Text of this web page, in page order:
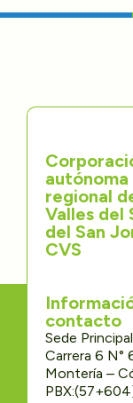
Transparencia
Participa
Trámites y
Contáctenos
autónoma
regional
Valles del
del San
CVS
contacto
Sede
Carrera 6 N°
Montería –